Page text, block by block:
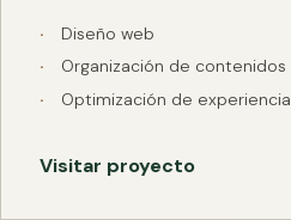
Diseño web
Organización de contenidos
Optimización de experiencia
Visitar proyecto